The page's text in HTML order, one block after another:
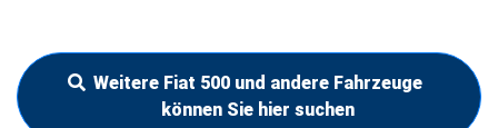
Weitere Fiat 500 und andere Fahrzeuge
können Sie hier suchen